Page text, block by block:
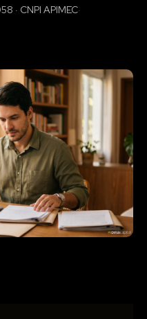
· CNPI APIMEC·